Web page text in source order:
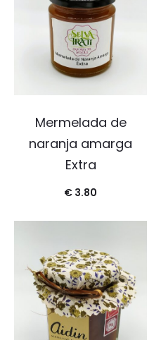
Mermelada de
naranja amarga
Extra
€ 3.80